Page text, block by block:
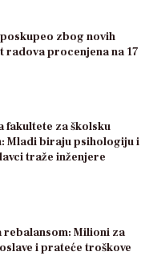
zbog novih
radova procenjena na 17
fakultete za školsku
Mladi biraju psihologiju i
traže inženjere
rebalansom: Milioni za
i prateće troškove